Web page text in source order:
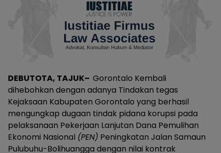
DEBUTOTA, TAJUK– Gorontalo Kembali
dihebohkan dengan adanya Tindakan tegas
Kejaksaan Kabupaten Gorontalo yang berhasil
mengungkap dugaan tindak pidana korupsi pada
pelaksanaan Pekerjaan Lanjutan Dana Pemulihan
Ekonomi Nasional (PEN) Peningkatan Jalan Samaun
Pulubuhu-Bolihuangga dengan nilai kontrak